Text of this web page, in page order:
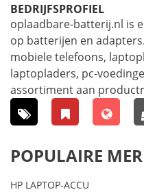
BEDRIJFSPROFIEL
oplaadbare-batterij.nl is
op batterijen en
mobiele telefoons,
laptopladers, pc-
assortiment aan
POPULAIRE
HP LAPTOP-ACCU